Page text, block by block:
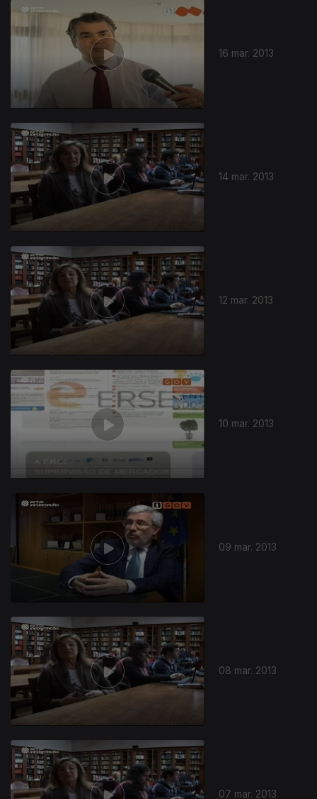
16 mar. 2013
14 mar. 2013
12 mar. 2013
10 mar. 2013
09 mar. 2013
08 mar. 2013
07 mar. 2013